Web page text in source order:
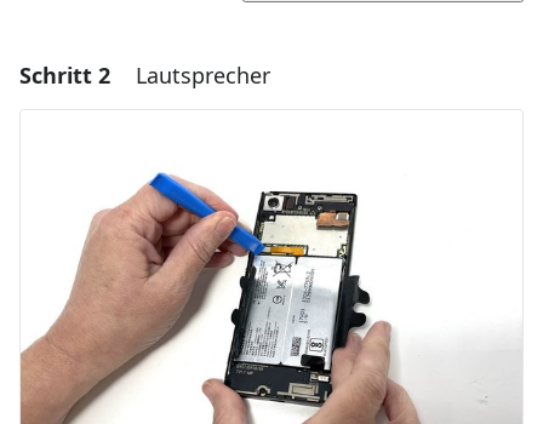
Einen Kommentar hinzufügen
Abbrechen
Schritt 2 Lautsprecher